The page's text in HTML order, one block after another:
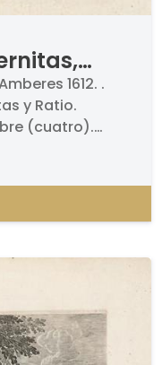
y Ratio
1612. .
y Ratio.
(cuatro).
- New